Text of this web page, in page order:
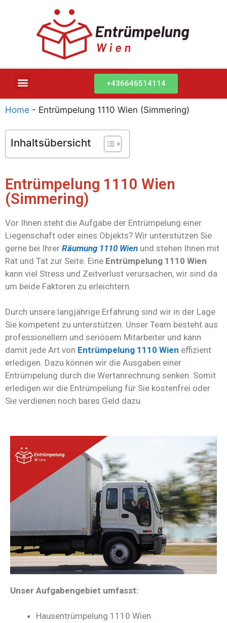
+436646514114
Home - Entrümpelung 1110 Wien (Simmering)
Inhaltsübersicht
Entrümpelung 1110 Wien
(Simmering)
Vor Ihnen steht die Aufgabe der Entrümpelung einer
Liegenschaft oder eines Objekts? Wir unterstützen Sie
gerne bei Ihrer Räumung 1110 Wien und stehen Ihnen mit
Rat und Tat zur Seite. Eine Entrümpelung 1110 Wien
kann viel Stress und Zeitverlust verursachen, wir sind da
um beide Faktoren zu erleichtern.
Durch unsere langjährige Erfahrung sind wir in der Lage
Sie kompetent zu unterstützen. Unser Team besteht aus
professionellem und seriösem Mitarbeiter und kann
damit jede Art von Entrümpelung 1110 Wien effizient
erledigen. Dazu können wir die Ausgaben einer
Entrümpelung durch die Wertanrechnung senken. Somit
erledigen wir die Entrümpelung für Sie kostenfrei oder
Sie verdienen noch bares Geld dazu.
Unser Aufgabengebiet umfasst:
Hausentrümpelung 1110 Wien